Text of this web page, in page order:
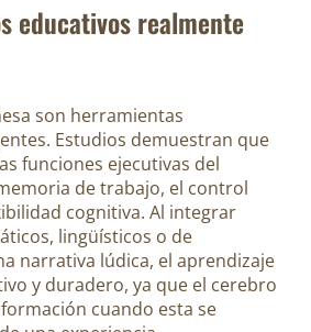
educativos realmente
son herramientas
Estudios demuestran que
funciones ejecutivas del
de trabajo, el control
cognitiva. Al integrar
lingüísticos o de
narrativa lúdica, el aprendizaje
y duradero, ya que el cerebro
cuando esta se